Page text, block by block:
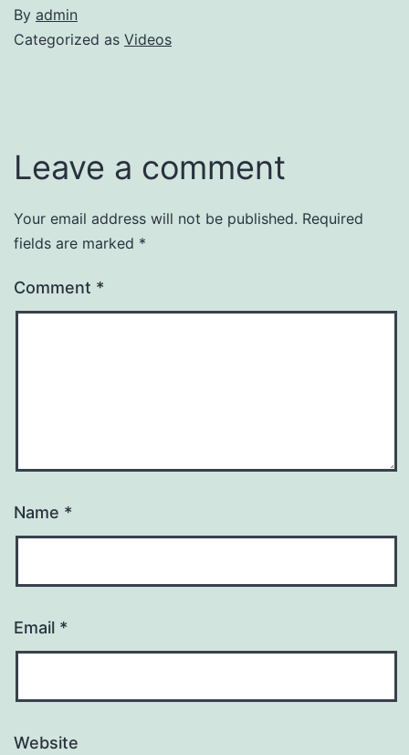
By admin
Categorized as Videos
Leave a comment
Your email address will not be published. Required
fields are marked *
Comment *
Name *
Email *
Website